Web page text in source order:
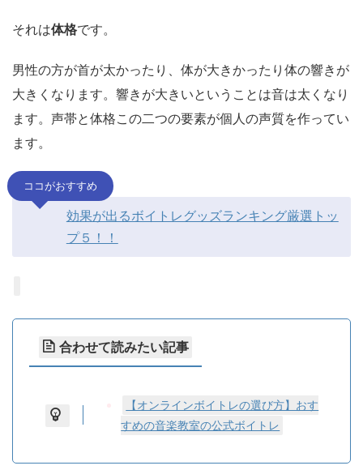
それは体格です。
男性の方が首が太かったり、体が大きかったり体の響きが
大きくなります。響きが大きいということは音は太くなり
ます。声帯と体格この二つの要素が個人の声質を作ってい
ます。
ココがおすすめ
効果が出るボイトレグッズランキング厳選トッ
プ５！！
合わせて読みたい記事
【オンラインボイトレの選び方】おす
すめの音楽教室の公式ボイトレ